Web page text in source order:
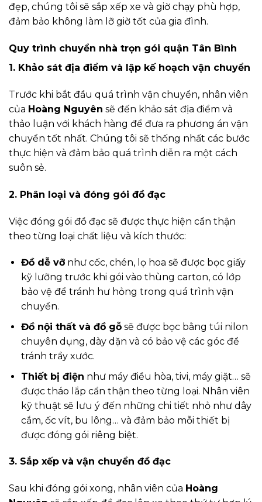
đẹp, chúng tôi sẽ sắp xếp xe và giờ chạy phù hợp,
đảm bảo không làm lỡ giờ tốt của gia đình.
Quy trình chuyển nhà trọn gói quận Tân Bình
1. Khảo sát địa điểm và lập kế hoạch vận chuyển
Trước khi bắt đầu quá trình vận chuyển, nhân viên
của Hoàng Nguyên sẽ đến khảo sát địa điểm và
thảo luận với khách hàng để đưa ra phương án vận
chuyển tốt nhất. Chúng tôi sẽ thống nhất các bước
thực hiện và đảm bảo quá trình diễn ra một cách
suôn sẻ.
2. Phân loại và đóng gói đồ đạc
Việc đóng gói đồ đạc sẽ được thực hiện cẩn thận
theo từng loại chất liệu và kích thước:
Đồ dễ vỡnhư cốc, chén, lọ hoa sẽ được bọc giấy
kỹ lưỡng trước khi gói vào thùng carton, có lớp
bảo vệ để tránh hư hỏng trong quá trình vận
chuyển.
Đồ nội thất và đồ gỗsẽ được bọc bằng túi nilon
chuyên dụng, dày dặn và có bảo vệ các góc để
tránh trầy xước.
Thiết bị điện như máy điều hòa, tivi, máy giặt… sẽ
được tháo lắp cẩn thận theo từng loại. Nhân viên
kỹ thuật sẽ lưu ý đến những chi tiết nhỏ như dây
cắm, ốc vít, bu lông… và đảm bảo mỗi thiết bị
được đóng gói riêng biệt.
3. Sắp xếp và vận chuyển đồ đạc
Sau khi đóng gói xong, nhân viên của Hoàng